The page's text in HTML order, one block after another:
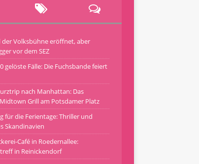
der Volksbühne eröffnet, aber
vor dem SEZ
gelöste Fälle: Die Fuchsbande feiert
nach Manhattan: Das
Grill am Potsdamer Platz
für die Ferientage: Thriller und
Skandinavien
Café in Roedernallee:
in Reinickendorf